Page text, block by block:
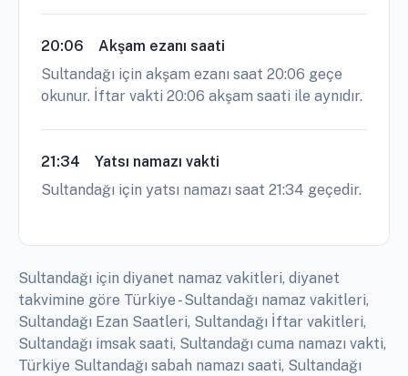
20:06
Akşam ezanı saati
Sultandağı için akşam ezanı saat 20:06 geçe
okunur. İftar vakti 20:06 akşam saati ile aynıdır.
21:34
Yatsı namazı vakti
Sultandağı için yatsı namazı saat 21:34 geçedir.
Sultandağı için diyanet namaz vakitleri, diyanet
takvimine göre Türkiye - Sultandağı namaz vakitleri,
Sultandağı Ezan Saatleri, Sultandağı İftar vakitleri,
Sultandağı imsak saati, Sultandağı cuma namazı vakti,
Türkiye Sultandağı sabah namazı saati, Sultandağı